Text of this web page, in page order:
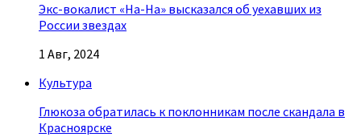
Экс-вокалист «На-На» высказался об уехавших из
России звездах
1 Авг, 2024
Культура
Глюкоза обратилась к поклонникам после скандала в
Красноярске